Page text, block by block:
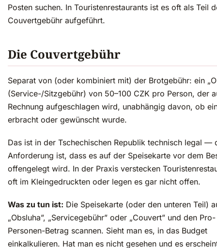
Posten suchen. In Touristenrestaurants ist es oft als Teil
Couvertgebühr aufgeführt.
Die Couvertgebühr
Separat von (oder kombiniert mit) der Brotgebühr: ein
(Service-/Sitzgebühr) von 50–100 CZK pro Person, der
Rechnung aufgeschlagen wird, unabhängig davon, ob
erbracht oder gewünscht wurde.
Das ist in der Tschechischen Republik technisch legal —
Anforderung ist, dass es auf der Speisekarte vor dem
offengelegt wird. In der Praxis verstecken
oft im Kleingedruckten oder legen es gar nicht offen.
Was zu tun ist: Die Speisekarte (oder den unteren Teil)
„Obsluha”, „Servicegebühr” oder „Couvert” und den Pro-
Personen-Betrag scannen. Sieht man es, in das Budget
einkalkulieren. Hat man es nicht gesehen und es